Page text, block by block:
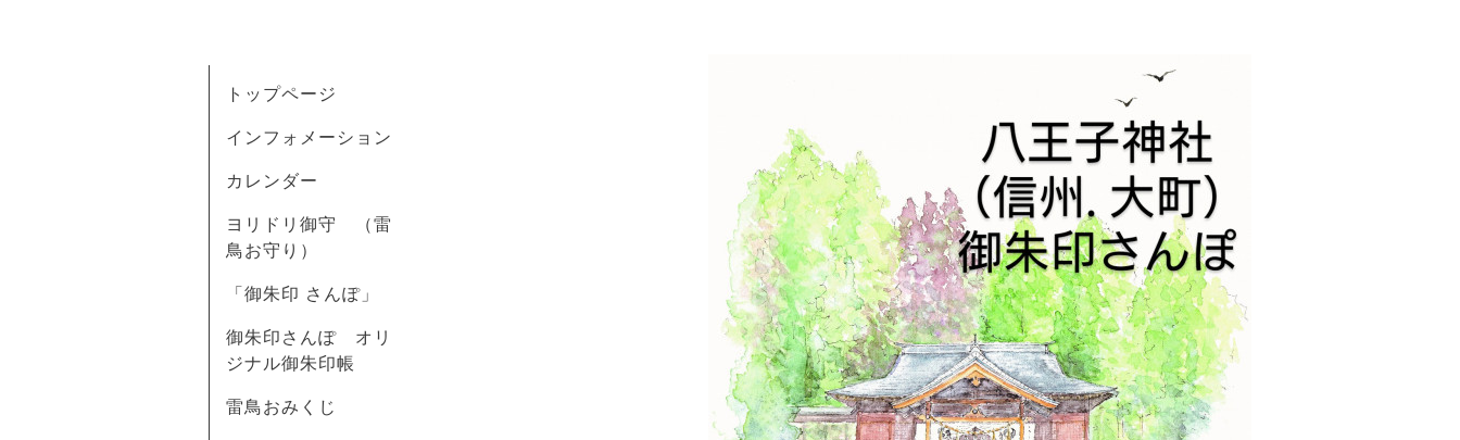
トップページ
インフォメーション
カレンダー
ヨリドリ御守 （雷
鳥お守り）
「御朱印 さんぽ」
御朱印さんぽ オリ
ジナル御朱印帳
雷鳥おみくじ